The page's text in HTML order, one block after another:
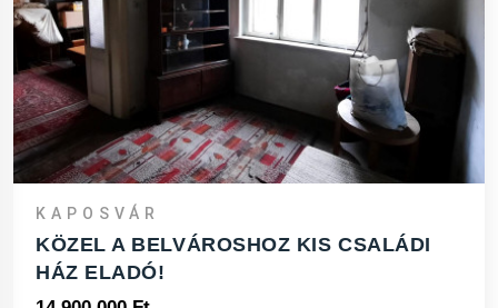
KAPOSVÁR
KÖZEL A BELVÁROSHOZ KIS CSALÁDI
HÁZ ELADÓ!